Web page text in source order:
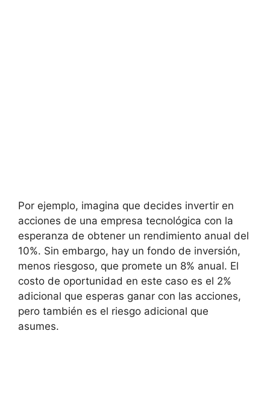
Por ⁣ejemplo, imagina que decides invertir en
acciones de una empresa tecnológica con la
esperanza de obtener ⁤un rendimiento ​anual del
10%. Sin embargo, hay un fondo de inversión,
menos riesgoso, que promete un 8% anual. El
costo de oportunidad en este ​caso es el 2%
adicional que esperas ganar con las acciones,
pero también es el riesgo adicional que
asumes.